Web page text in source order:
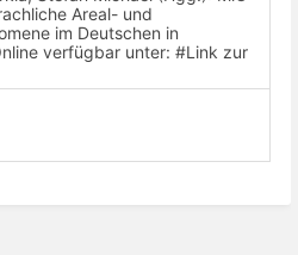
Areal- und
im Deutschen in
verfügbar unter: #Link zur